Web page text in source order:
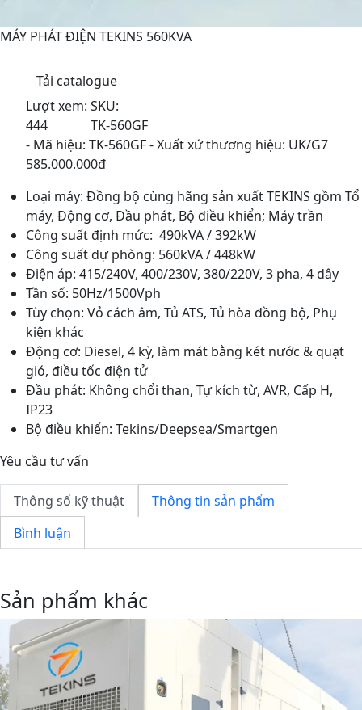
MÁY PHÁT ĐIỆN TEKINS 560KVA
Tải catalogue
Lượt xem:
444
SKU:
TK-560GF
- Mã hiệu: TK-560GF - Xuất xứ thương hiệu: UK/G7
585.000.000đ
Loại máy: Đồng bộ cùng hãng sản xuất TEKINS gồm Tổ
máy, Động cơ, Đầu phát, Bộ điều khiển; Máy trần
Công suất định mức: 490kVA / 392kW
Công suất dự phòng: 560kVA / 448kW
Điện áp: 415/240V, 400/230V, 380/220V, 3 pha, 4 dây
Tần số: 50Hz/1500Vph
Tùy chọn: Vỏ cách âm, Tủ ATS, Tủ hòa đồng bộ, Phụ
kiện khác
Động cơ: Diesel, 4 kỳ, làm mát bằng két nước & quạt
gió, điều tốc điện tử
Đầu phát: Không chổi than, Tự kích từ, AVR, Cấp H,
IP23
Bộ điều khiển: Tekins/Deepsea/Smartgen
Yêu cầu tư vấn
Thông số kỹ thuật
Thông tin sản phẩm
Bình luận
Sản phẩm khác